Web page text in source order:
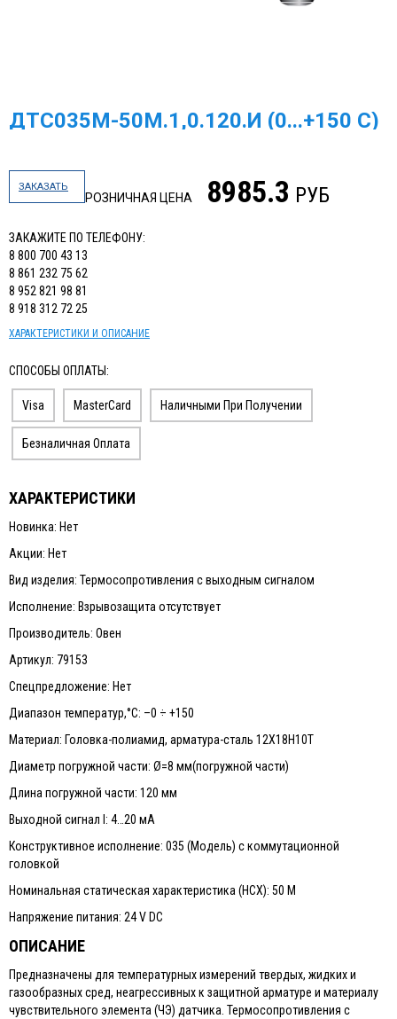
ДТС035М-50М.1,0.120.И (0...+150 С)
ЗАКАЗАТЬ
РОЗНИЧНАЯ ЦЕНА 8985.3 РУБ
ЗАКАЖИТЕ ПО ТЕЛЕФОНУ:
8 800 700 43 13
8 861 232 75 62
8 952 821 98 81
8 918 312 72 25
ХАРАКТЕРИСТИКИ И ОПИСАНИЕ
СПОСОБЫ ОПЛАТЫ:
Visa MasterCard Наличными При Получении
Безналичная Оплата
ХАРАКТЕРИСТИКИ
Новинка: Нет
Акции: Нет
Вид изделия: Термосопротивления с выходным сигналом
Исполнение: Взрывозащита отсутствует
Производитель: Овен
Артикул: 79153
Спецпредложение: Нет
Диапазон температур,°С: –0 ÷ +150
Материал: Головка-полиамид, арматура-сталь 12Х18Н10Т
Диаметр погружной части: Ø=8 мм(погружной части)
Длина погружной части: 120 мм
Выходной сигнал I: 4…20 мА
Конструктивное исполнение: 035 (Модель) с коммутационной
головкой
Номинальная статическая характеристика (НСХ): 50 М
Напряжение питания: 24 V DC
ОПИСАНИЕ
Предназначены для температурных измерений твердых, жидких и
газообразных сред, неагрессивных к защитной арматуре и материалу
чувствительного элемента (ЧЭ) датчика. Термосопротивления с